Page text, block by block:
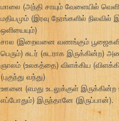
மாலை (அந்தி சாயும் வேளையில்
மதியமும் (இரவு நேரங்களில் நிலவில்
ஒளியையும்)
சால (இறைவனை வணங்கும் பூஜைகளில்
பெரும்) சுடர் (சுடராக
ஞாலம் (உலகத்தை) விளக்கிய
(புகுந்து வந்து)
ஊனை (எமது உடலுக்குள் இருக்கின்ற
எப்போதும்) இருந்தானே (இருப்பான்).